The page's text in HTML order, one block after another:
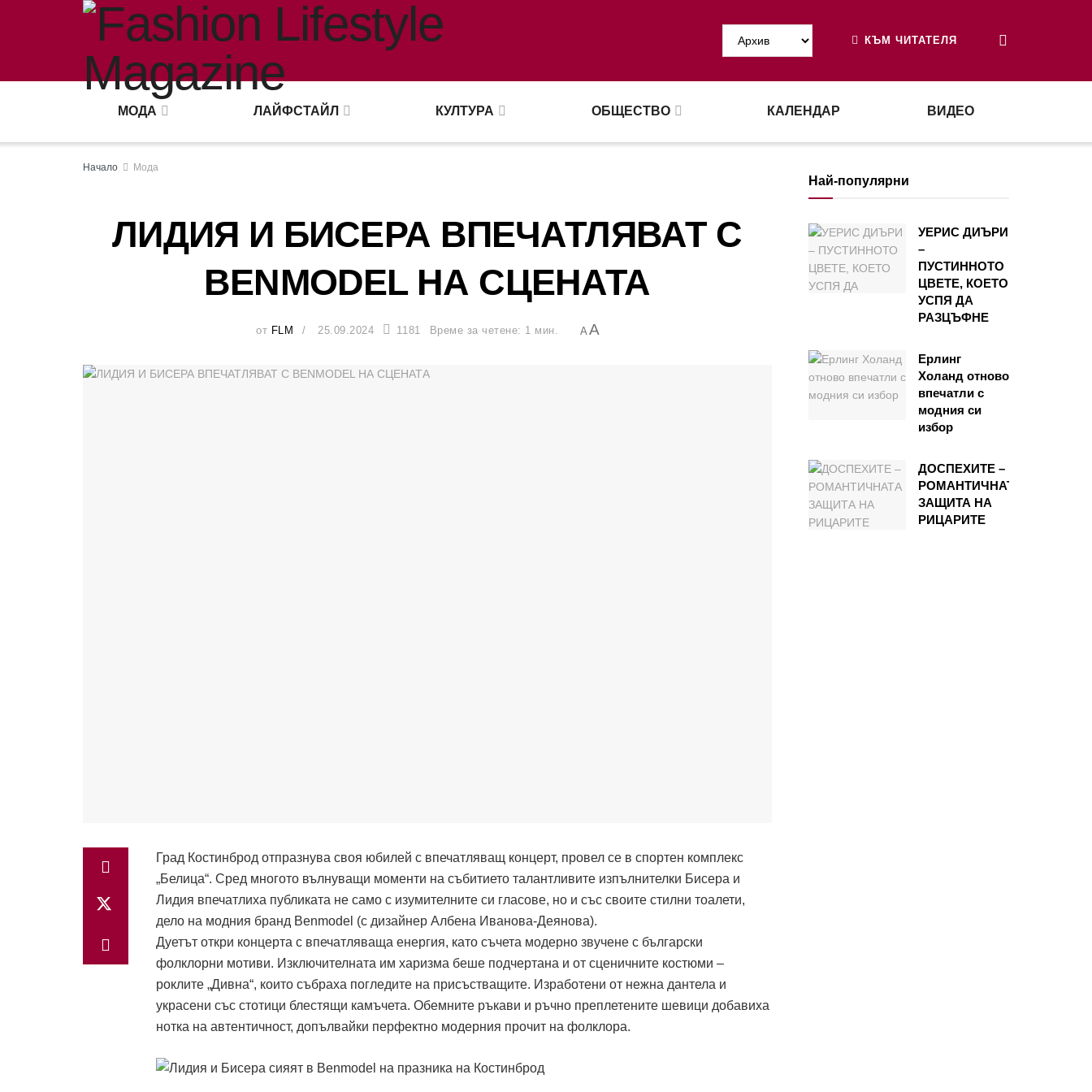
КЪМ ЧИТАТЕЛЯ
МОДА ЛАЙФСТАЙЛ КУЛТУРА ОБЩЕСТВО КАЛЕНДАР ВИДЕО
Начало Мода
ЛИДИЯ И БИСЕРА ВПЕЧАТЛЯВАТ С
BENMODEL НА СЦЕНАТА
от FLM 25.09.2024 1181 Време за четене: 1 мин. AA
Град Костинброд отпразнува своя юбилей с впечатляващ концерт, провел се в спортен комплекс
„Белица“. Сред многото вълнуващи моменти на събитието талантливите изпълнителки Бисера и
Лидия впечатлиха публиката не само с изумителните си гласове, но и със своите стилни тоалети,
дело на модния бранд Benmodel (с дизайнер Албена Иванова-Деянова).
Дуетът откри концерта с впечатляваща енергия, като съчета модерно звучене с български
фолклорни мотиви. Изключителната им харизма беше подчертана и от сценичните костюми –
роклите „Дивна“, които събраха погледите на присъстващите. Изработени от нежна дантела и
украсени със стотици блестящи камъчета. Обемните ръкави и ръчно преплетените шевици добавиха
нотка на автентичност, допълвайки перфектно модерния прочит на фолклора.
Най-популярни
УЕРИС ДИЪРИ
–
ПУСТИННОТО
ЦВЕТЕ, КОЕТО
УСПЯ ДА
РАЗЦЪФНЕ
Ерлинг
Холанд отново
впечатли с
модния си
избор
ДОСПЕХИТЕ –
РОМАНТИЧНАТА
ЗАЩИТА НА
РИЦАРИТЕ